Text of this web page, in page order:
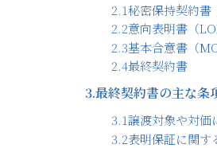
2.1秘密保持契約書
2.2意向表明書（LOI
2.3基本合意書（
2.4最終契約書
3.最終契約書の主な条
3.1譲渡対象や対価
3.2表明保証に関す